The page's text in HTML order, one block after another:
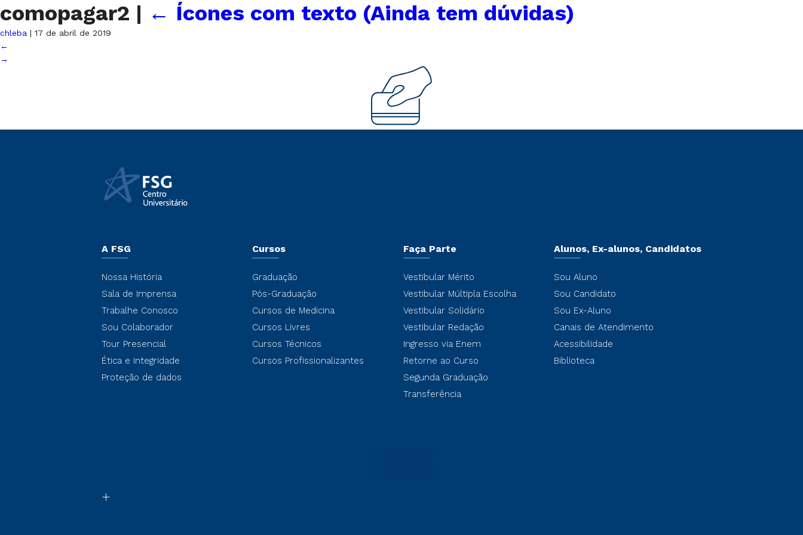
comopagar2 | ← Ícones com texto (Ainda tem dúvidas)
chleba | 17 de abril de 2019
←
→
A FSG
Nossa História
Sala de Imprensa
Trabalhe Conosco
Sou Colaborador
Tour Presencial
Ética e Integridade
Proteção de dados
Cursos
Graduação
Pós-Graduação
Cursos de Medicina
Cursos Livres
Cursos Técnicos
Cursos Profissionalizantes
Faça Parte
Vestibular Mérito
Vestibular Múltipla Escolha
Vestibular Solidário
Vestibular Redação
Ingresso via Enem
Retorne ao Curso
Segunda Graduação
Transferência
Alunos, Ex-alunos, Candidatos
Sou Aluno
Sou Candidato
Sou Ex-Aluno
Canais de Atendimento
Acessibilidade
Biblioteca